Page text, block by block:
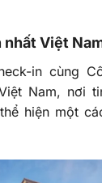
Việt
in cùng
Nam, nơi
hiện một